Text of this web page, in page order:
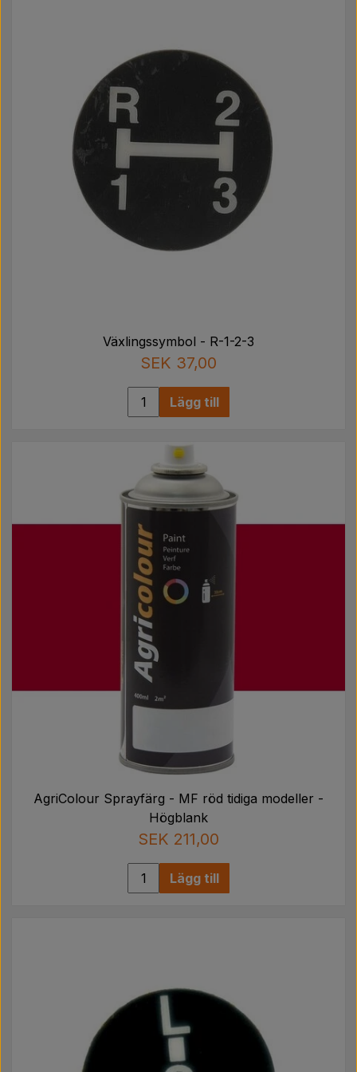
Växlingssymbol - R-1-2-3
SEK 37,00
Lägg till
AgriColour Sprayfärg - MF röd tidiga modeller -
Högblank
SEK 211,00
Lägg till